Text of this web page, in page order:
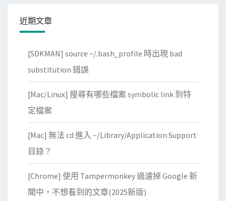
近期文章
[SDKMAN] source ~/.bash_profile 時出現 bad
substitution 錯誤
[Mac/Linux] 搜尋有哪些檔案 symbolic link 到特
定檔案
[Mac] 無法 cd 進入 ~/Library/Application Support
目錄？
[Chrome] 使用 Tampermonkey 過濾掉 Google 新
聞中，不想看到的文章(2025新版)